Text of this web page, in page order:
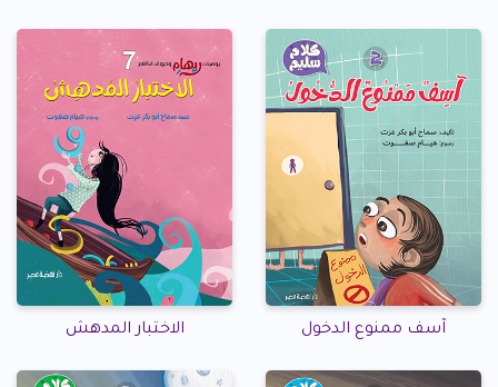
آسف ممنوع الدخول الاختبار المدهش